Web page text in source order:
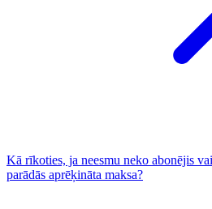
Kā rīkoties, ja neesmu neko abonējis
parādās aprēķināta maksa?